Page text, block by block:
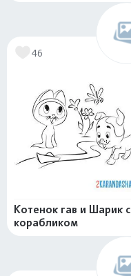
46
Котенок гав и Шарик с
корабликом